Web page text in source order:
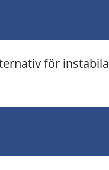
för instabila